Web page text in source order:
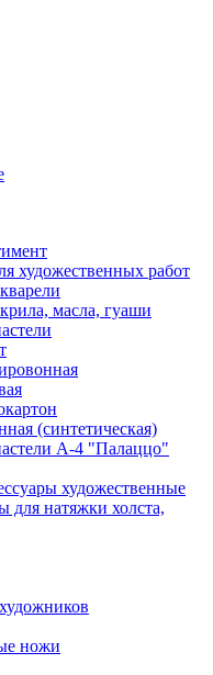
художественных работ
масла, гуаши
(синтетическая)
А-4 "Палаццо"
художественные
для натяжки холста,
ножи